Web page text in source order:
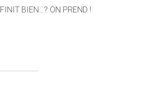
BIEN…? ON PREND !